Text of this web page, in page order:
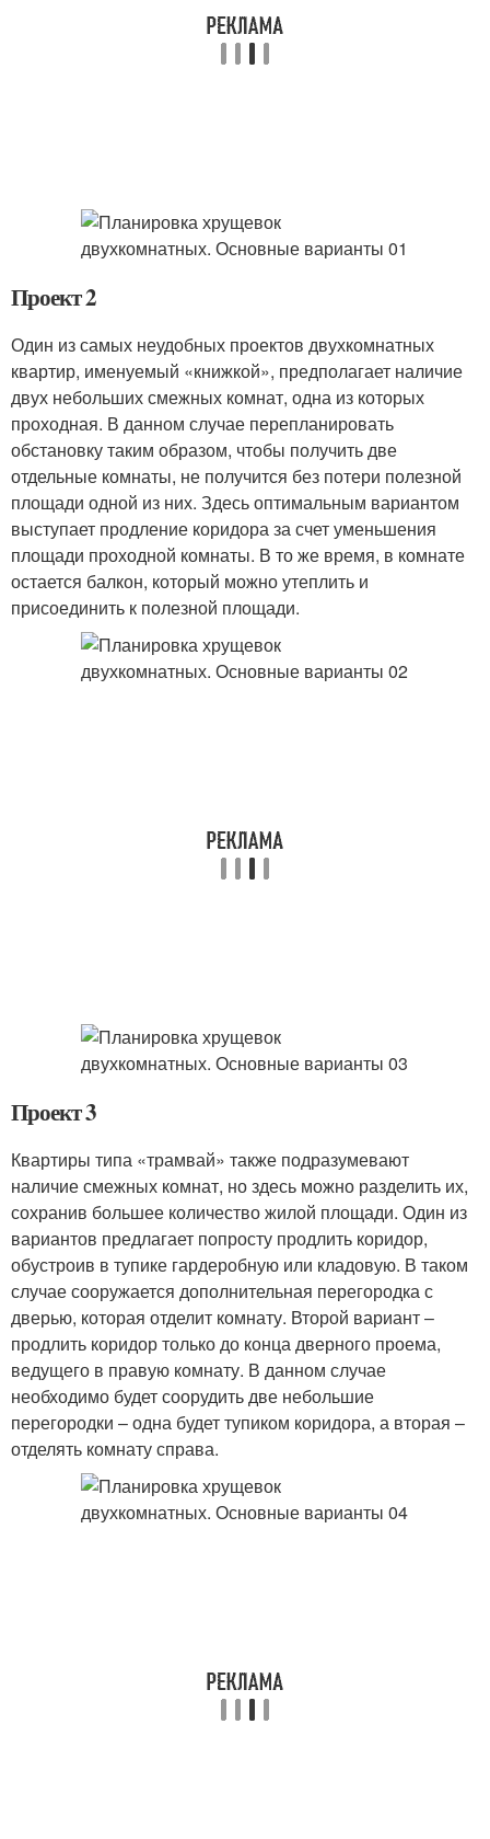
Проект 2
Один из самых неудобных проектов двухкомнатных
квартир, именуемый «книжкой», предполагает наличие
двух небольших смежных комнат, одна из которых
проходная. В данном случае перепланировать
обстановку таким образом, чтобы получить две
отдельные комнаты, не получится без потери полезной
площади одной из них. Здесь оптимальным вариантом
выступает продление коридора за счет уменьшения
площади проходной комнаты. В то же время, в комнате
остается балкон, который можно утеплить и
присоединить к полезной площади.
Проект 3
Квартиры типа «трамвай» также подразумевают
наличие смежных комнат, но здесь можно разделить их,
сохранив большее количество жилой площади. Один из
вариантов предлагает попросту продлить коридор,
обустроив в тупике гардеробную или кладовую. В таком
случае сооружается дополнительная перегородка с
дверью, которая отделит комнату. Второй вариант –
продлить коридор только до конца дверного проема,
ведущего в правую комнату. В данном случае
необходимо будет соорудить две небольшие
перегородки – одна будет тупиком коридора, а вторая –
отделять комнату справа.